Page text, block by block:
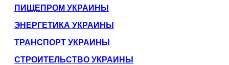
ПИЩЕПРОМ УКРАИНЫ
ЭНЕРГЕТИКА УКРАИНЫ
ТРАНСПОРТ УКРАИНЫ
СТРОИТЕЛЬСТВО УКРАИНЫ